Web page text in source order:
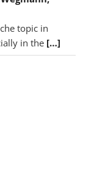
topic in
in the […]